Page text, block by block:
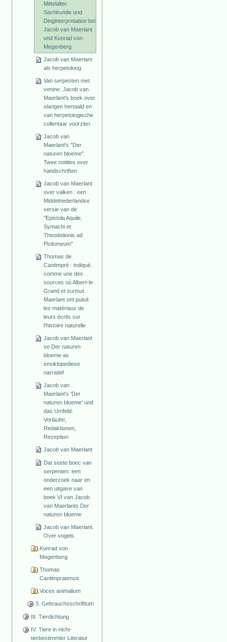
Mittelalter.
Sachkunde und
Dinginterpretation bei
Jacob van Maerlant
und Konrad von
Megenberg
Jacob van Maerlant
als herpetoloog
Van serpenten met
venine. Jacob van
Maerlant's boek over
slangen hertaald en
van herpetologische
collentaar voorzien
Jacob van
Maerlant's "Der
naturen bloeme".
Twee notities over
handschriften
Jacob van Maerlant
over valken : een
Middelnederlandse
versie van de
"Epistola Aquile,
Symachi et
Theodotionis ad
Ptolomeum"
Thomas de
Cantimpré : indiqué
comme une des
sources où Albert-le-
Grand et surtout
Maerlant ont puisé
les matériaux de
leurs écrits sur
l'histoire naturelle
Jacob van Maerlant
se Der naturen
bloeme as
ensiklopediese
narratief
Jacob van
Maerlant's 'Der
naturen bloeme' und
das Umfeld:
Vorläufer,
Redaktionen,
Rezeption
Jacob van Maerlant
Dat seste boec van
serpenten: een
onderzoek naar en
een uitgave van
boek VI van Jacob
van Maerlants Der
naturen bloeme
Jacob van Maerlant.
Over vogels.
Konrad von
Megenberg
Thomas
Cantimpratensis
Voces animalium
3. Gebrauchsschrifttum
III. Tierdichtung
IV. Tiere in nicht-
tierbestimmter Literatur